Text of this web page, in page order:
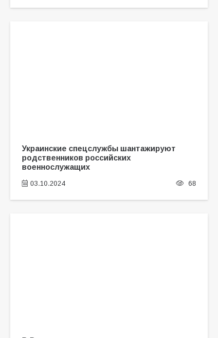
Украинские спецслужбы шантажируют
родственников российских
военнослужащих
03.10.2024 68